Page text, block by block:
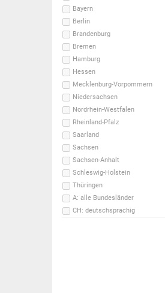
Bayern
Berlin
Brandenburg
Bremen
Hamburg
Hessen
Mecklenburg-Vorpommern
Niedersachsen
Nordrhein-Westfalen
Rheinland-Pfalz
Saarland
Sachsen
Sachsen-Anhalt
Schleswig-Holstein
Thüringen
A: alle Bundesländer
CH: deutschsprachig